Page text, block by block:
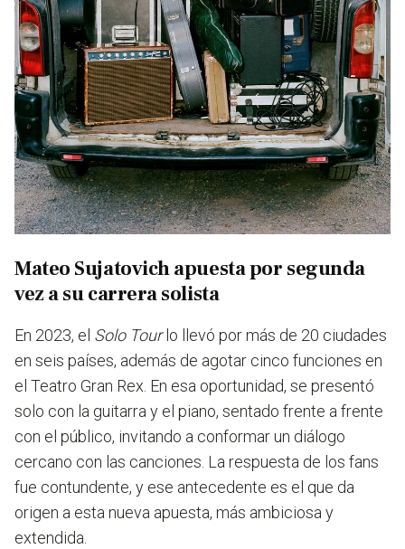
Mateo Sujatovich apuesta por segunda
vez a su carrera solista
En 2023, el Solo Tourlo llevó por más de 20 ciudades
en seis países, además de agotar cinco funciones en
el Teatro Gran Rex. En esa oportunidad, se presentó
solo con la guitarra y el piano, sentado frente a frente
con el público, invitando a conformar un diálogo
cercano con las canciones. La respuesta de los fans
fue contundente, y ese antecedente es el que da
origen a esta nueva apuesta, más ambiciosa y
extendida.